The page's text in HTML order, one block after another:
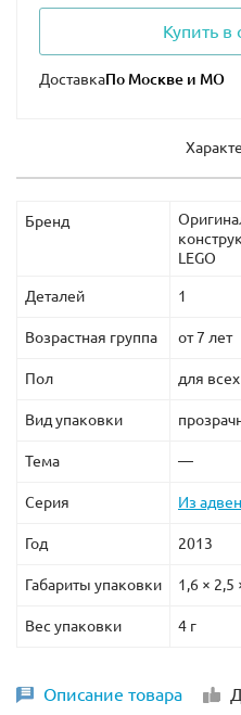
Купить в
Доставка
Бренд
LEGO
Деталей 1
Возрастная группа от 7 лет
Пол для всех
Вид упаковки
Тема —
Серия Из
Год 2013
Габариты упаковки 1,6 × 2,5
Вес упаковки 4 г
Описание товара